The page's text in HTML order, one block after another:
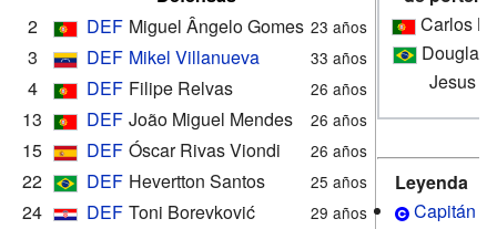
2
DEF Miguel Ângelo Gomes 23 años
3 DEF Mikel Villanueva 33 años
4 DEF Filipe Relvas 26 años
13 DEF João Miguel Mendes 26 años
15 DEF Óscar Rivas Viondi 26 años
22 DEF Hevertton Santos 25 años
24 DEF Toni Borevković 29 años
Carlos
Douglas
Jesus
Leyenda
Capitán